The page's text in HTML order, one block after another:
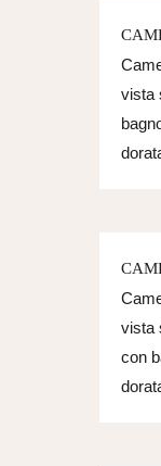
vista
vista
con